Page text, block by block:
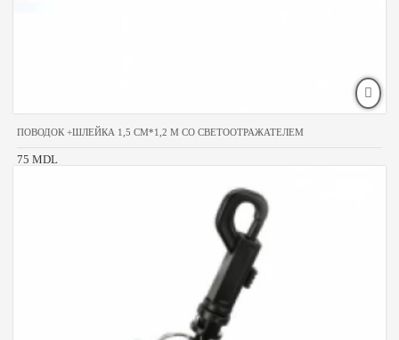
ПОВОДОК +ШЛЕЙКА 1,5 СМ*1,2 М СО СВЕТООТРАЖАТЕЛЕМ
75 MDL